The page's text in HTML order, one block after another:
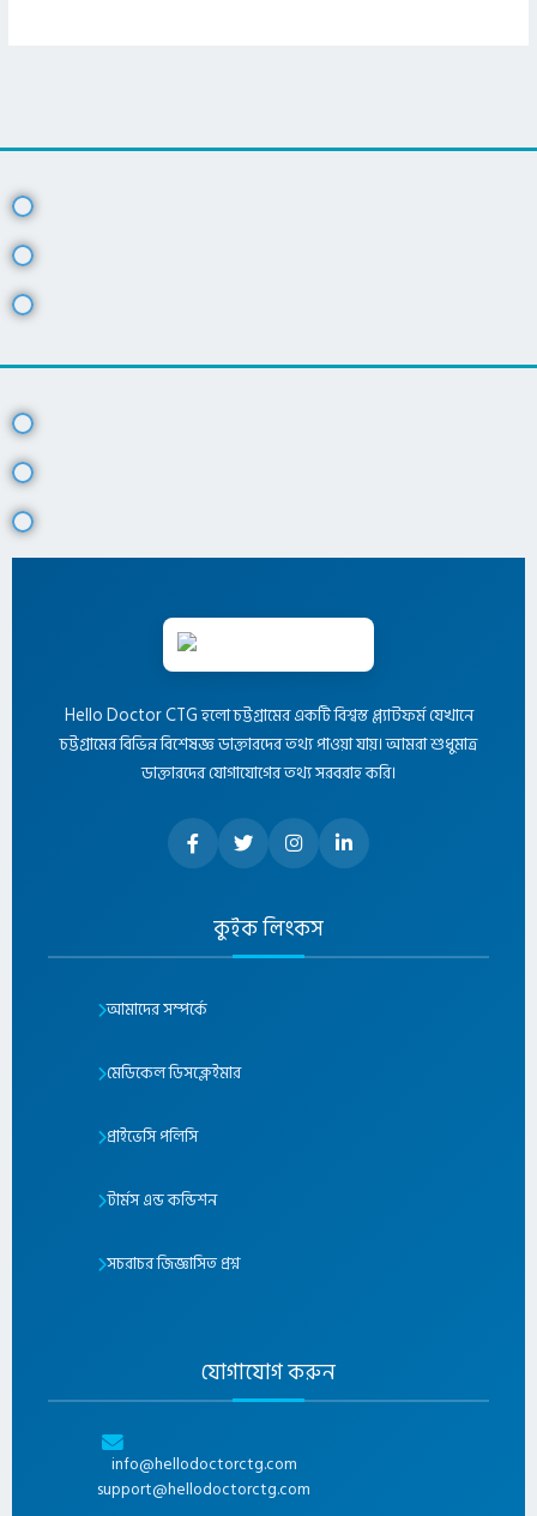
Hello Doctor CTG হলো চট্টগ্রামের একটি বিশ্বস্ত প্ল্যাটফর্ম যেখানে
চট্টগ্রামের বিভিন্ন বিশেষজ্ঞ ডাক্তারদের তথ্য পাওয়া যায়। আমরা শুধুমাত্র
ডাক্তারদের যোগাযোগের তথ্য সরবরাহ করি।
কুইক লিংকস
আমাদের সম্পর্কে
মেডিকেল ডিসক্লেইমার
প্রাইভেসি পলিসি
টার্মস এন্ড কন্ডিশন
সচরাচর জিজ্ঞাসিত প্রশ্ন
যোগাযোগ করুন
info@hellodoctorctg.com
support@hellodoctorctg.com